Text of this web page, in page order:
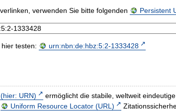
verwenden Sie bitte folgenden Persistent
testen: urn:nbn:de:hbz:5:2-1333428
URN)
ermöglicht die stabile, weltweit
Uniform Resource Locator (URL)